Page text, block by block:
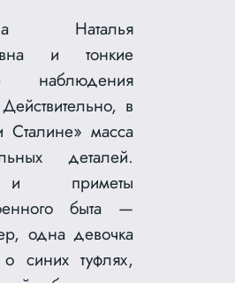
Наталья
и тонкие
наблюдения
в
Сталине» масса
деталей.
приметы
быта —
одна девочка
о синих туфлях,